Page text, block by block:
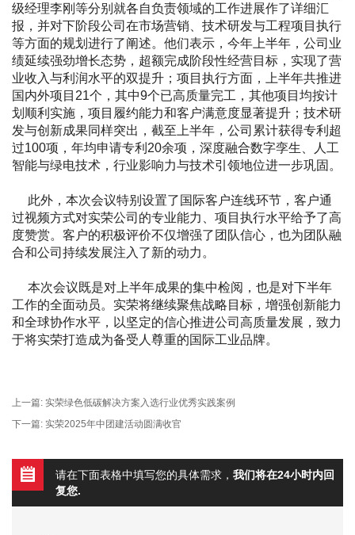
级经理李刚等分别就各自负责领域的工作进展作了详细汇
报，并对下阶段公司在市场营销、技术研发与工程项目执行
等方面的规划进行了阐述。他们表示，今年上半年，公司业
绩延续强劲增长态势，超额完成阶段性经营目标，实现了营
业收入与利润水平的双提升；项目执行方面，上半年共推进
国内外项目21个，其中9个已高质量完工，其他项目均按计
划顺利实施，项目履约能力和客户满意度显著提升；技术研
发与创新成果同样突出，截至上半年，公司累计获得专利超
过100项，年均申请专利20余项，深度融合数字孪生、人工
智能与绿电技术，行业影响力与技术引领地位进一步巩固。
此外，本次会议特别设置了国际客户连线环节，客户通
过视频方式对实荣公司的专业能力、项目执行水平给予了高
度赞赏。客户的积极评价不仅增强了团队信心，也为团队融
合和公司持续发展注入了新的动力。
本次会议既是对上半年成果的集中检阅，也是对下半年
工作的全面动员。实荣将继续聚焦战略目标，增强创新能力
和全球协作水平，以坚定的信心推进公司高质量发展，致力
于将实荣打造成为备受人尊重的国际工业品牌。
上一篇: 实荣绿色低碳解决方案入选行业优秀实践案例
下一篇: 实荣2025年中团建活动圆满收官
请在下面表格中填写您的具体需求， 我们将在24小时内回
复您.